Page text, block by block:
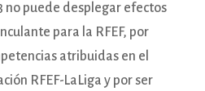
no puede desplegar efectos
para la RFEF, por
atribuidas en el
RFEF-LaLiga y por ser